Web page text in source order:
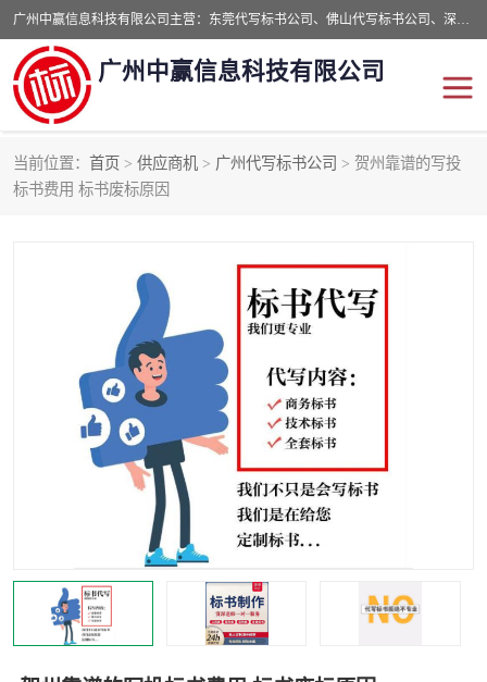
广州中赢信息科技有限公司主营：东莞代写标书公司、佛山代写标书公司、深圳代写标书公司等,食品类标书、工程类类标书,经验丰富的标书制作团队,24小时加急服务,多对一服务。
广州中赢信息科技有限公司
当前位置： 首页 > 供应商机 > 广州代写标书公司 > 贺州靠谱的写投
标书费用 标书废标原因
东莞代写标书公司